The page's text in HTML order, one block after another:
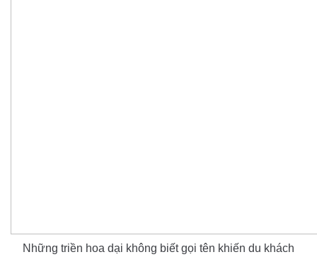
Những triền hoa dại không biết gọi tên khiến du khách